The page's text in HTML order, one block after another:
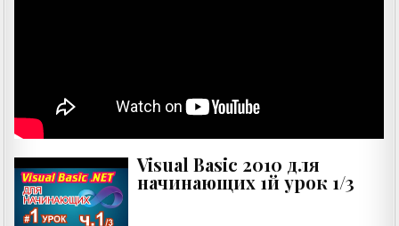
Visual Basic 2010 для
начинающих 1й урок 1/3